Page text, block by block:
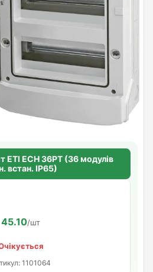
ETI ECH 36PT (36 модулів
встан. IP65)
45.10/шт
1101064